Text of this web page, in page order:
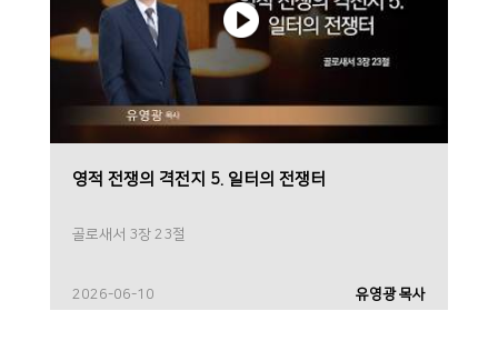
영적 전쟁의 격전지 5. 일터의 전쟁터
골로새서 3장 23절
2026-06-10 유영광 목사